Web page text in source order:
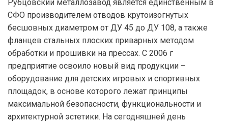
Рубцовский металлозавод является единственным в
СФО производителем отводов крутоизогнутых
бесшовных диаметром от ДУ 45 до ДУ 108, а также
фланцев стальных плоских приварных методом
обработки и прошивки на прессах. С 2006 г
предприятие освоило новый вид продукции –
оборудование для детских игровых и спортивных
площадок, в основе которого лежат принципы
максимальной безопасности, функциональности и
архитектурной эстетики. На сегодняшней день